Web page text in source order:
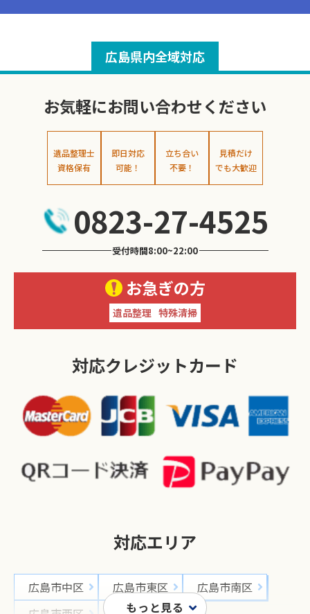
広島県内全域対応
お気軽にお問い合わせください
遺品整理士
資格保有
即日対応
可能！
立ち合い
不要！
見積だけ
でも大歓迎
0823-27-4525
受付時間8:00~22:00
お急ぎの方
遺品整理 特殊清掃
対応クレジットカード
対応エリア
広島市中区 広島市東区
広島市南区